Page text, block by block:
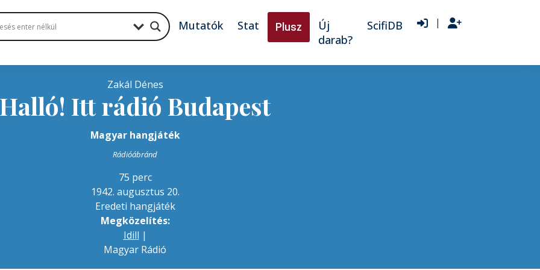
Mutatók Stat Plusz
Új
darab?
ScifiDB |
Zakál Dénes
Halló! Itt rádió Budapest
Magyar hangjáték
Rádióábránd
75 perc
1942. augusztus 20.
Eredeti hangjáték
Megközelítés:
Idill |
Magyar Rádió